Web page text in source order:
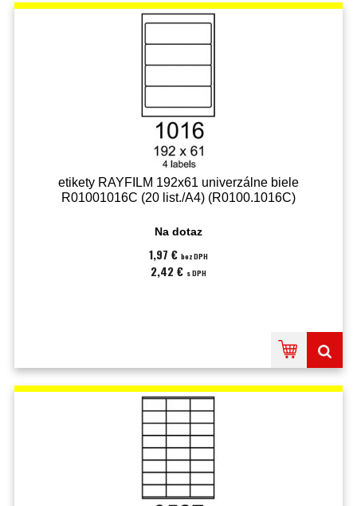
etikety RAYFILM 192x61 univerzálne biele
R01001016C (20 list./A4) (R0100.1016C)
Na dotaz
1,97 € bez DPH
2,42 € s DPH